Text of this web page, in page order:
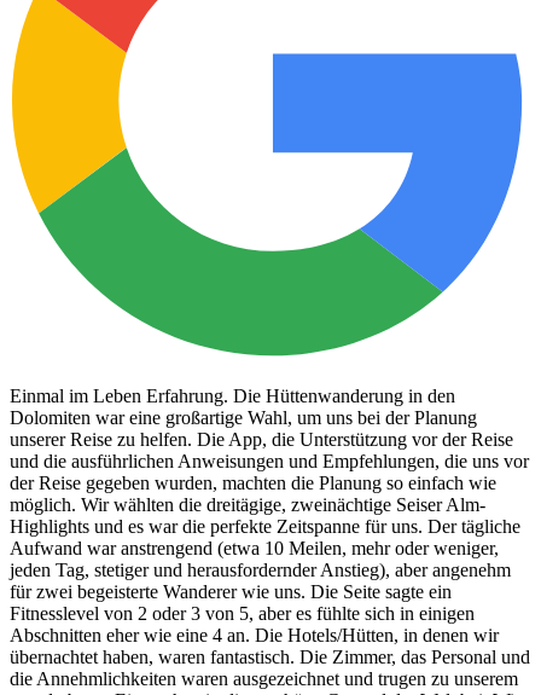
Einmal im Leben Erfahrung. Die Hüttenwanderung in den
Dolomiten war eine großartige Wahl, um uns bei der Planung
unserer Reise zu helfen. Die App, die Unterstützung vor der Reise
und die ausführlichen Anweisungen und Empfehlungen, die uns vor
der Reise gegeben wurden, machten die Planung so einfach wie
möglich. Wir wählten die dreitägige, zweinächtige Seiser Alm-
Highlights und es war die perfekte Zeitspanne für uns. Der tägliche
Aufwand war anstrengend (etwa 10 Meilen, mehr oder weniger,
jeden Tag, stetiger und herausfordernder Anstieg), aber angenehm
für zwei begeisterte Wanderer wie uns. Die Seite sagte ein
Fitnesslevel von 2 oder 3 von 5, aber es fühlte sich in einigen
Abschnitten eher wie eine 4 an. Die Hotels/Hütten, in denen wir
übernachtet haben, waren fantastisch. Die Zimmer, das Personal und
die Annehmlichkeiten waren ausgezeichnet und trugen zu unserem